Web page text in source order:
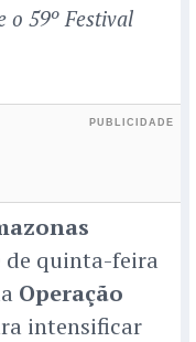
o 59º Festival
quinta-feira
Operação
intensificar